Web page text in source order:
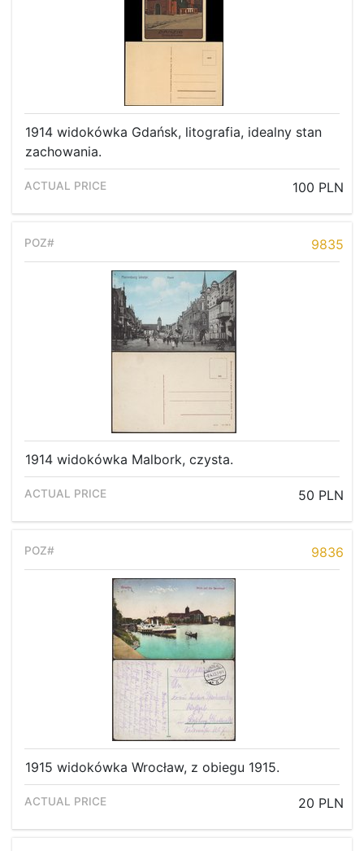
1914 widokówka Gdańsk, litografia, idealny stan
zachowania.
100 PLN
9835
1914 widokówka Malbork, czysta.
50 PLN
9836
1915 widokówka Wrocław, z obiegu 1915.
20 PLN